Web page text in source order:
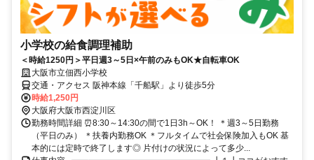
小学校の給食調理補助
＜時給1250円＞平日週3～5日×午前のみもOK★自転車OK
大阪市立佃西小学校
交通・アクセス 阪神本線「千船駅」より徒歩5分
時給1,250円
大阪府大阪市西淀川区
勤務時間詳細 ⏰8:30～14:30の間で1日3h～OK！ ＊週3～5日勤務
（平日のみ） ＊扶養内勤務OK ＊フルタイムで社会保険加入もOK 基
本的には定時で終了します◎ 片付けの状況によって多少...